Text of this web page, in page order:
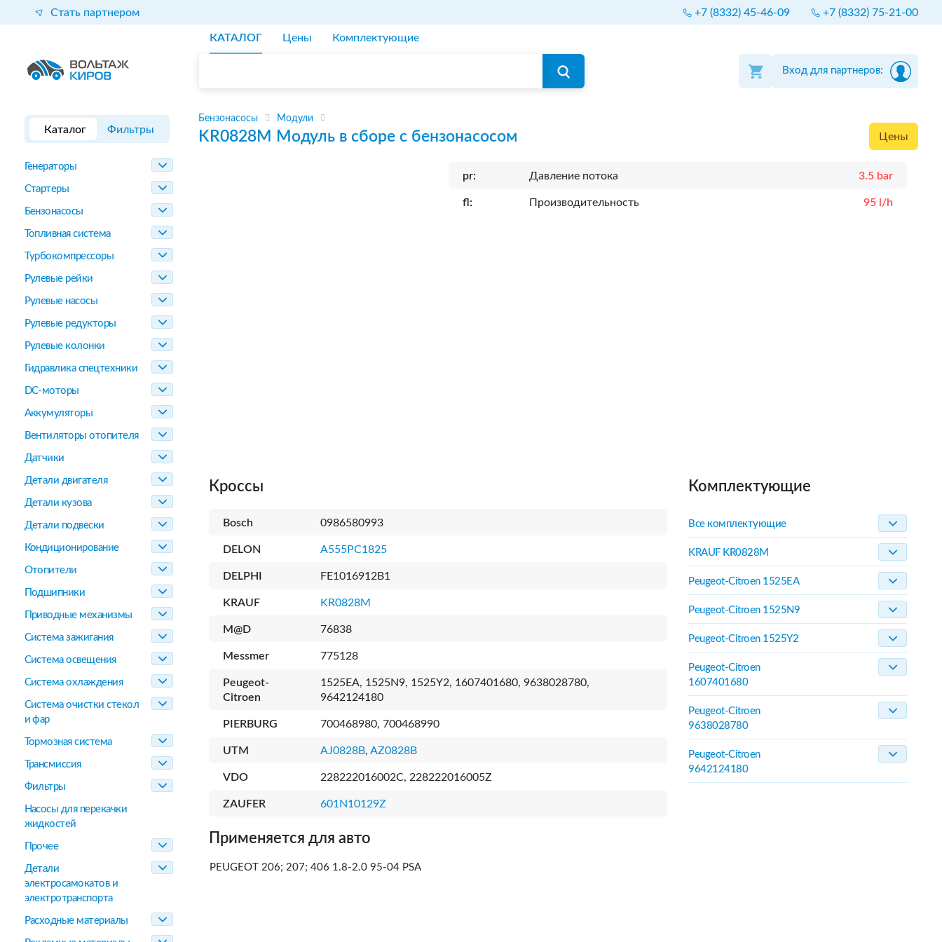
Стать партнером +7 (8332) 45-46-09 +7 (8332) 75-21-00
КАТАЛОГ Цены Комплектующие
Вход для партнеров:
Каталог Фильтры
Генераторы
Стартеры
Бензонасосы
Топливная система
Турбокомпрессоры
Рулевые рейки
Рулевые насосы
Рулевые редукторы
Рулевые колонки
Гидравлика спецтехники
DC-моторы
Аккумуляторы
Вентиляторы отопителя
Датчики
Детали двигателя
Детали кузова
Детали подвески
Кондиционирование
Отопители
Подшипники
Приводные механизмы
Система зажигания
Система освещения
Система охлаждения
Система очистки стекол
и фар
Тормозная система
Трансмиссия
Фильтры
Насосы для перекачки
жидкостей
Прочее
Детали
электросамокатов и
электротранспорта
Расходные материалы
Бензонасосы Модули
KR0828M Модуль в сборе с бензонасосом Цены
pr: Давление потока 3.5 bar
fl: Производительность 95 l/h
Кроссы
Bosch 0986580993
DELON A555PC1825
DELPHI FE1016912B1
KRAUF KR0828M
M@D 76838
Messmer 775128
Peugeot-
Citroen
1525EA, 1525N9, 1525Y2, 1607401680, 9638028780,
9642124180
PIERBURG 700468980, 700468990
UTM AJ0828B, AZ0828B
VDO 228222016002C, 228222016005Z
ZAUFER 601N10129Z
Применяется для авто
PEUGEOT 206; 207; 406 1.8-2.0 95-04 PSA
Комплектующие
Все комплектующие
KRAUF KR0828M
Peugeot-Citroen 1525EA
Peugeot-Citroen 1525N9
Peugeot-Citroen 1525Y2
Peugeot-Citroen
1607401680
Peugeot-Citroen
9638028780
Peugeot-Citroen
9642124180